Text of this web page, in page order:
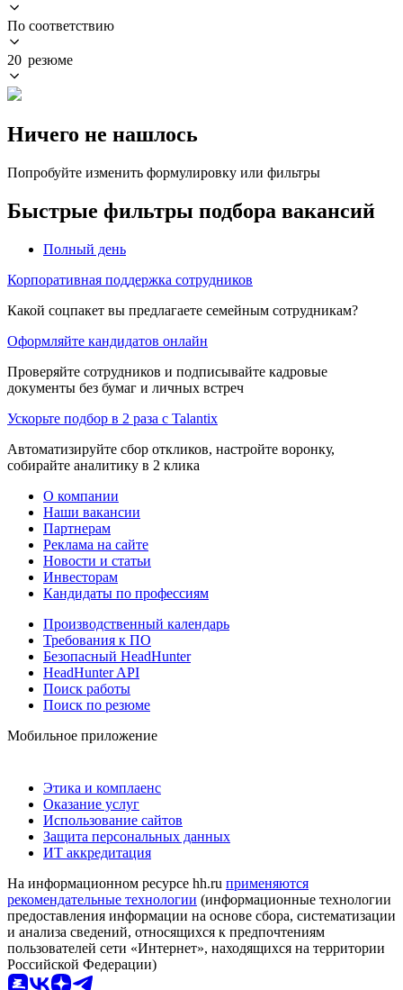
По соответствию
20 резюме
Ничего не нашлось
Попробуйте изменить формулировку или фильтры
Быстрые фильтры подбора вакансий
Полный день
Корпоративная поддержка сотрудников
Какой соцпакет вы предлагаете семейным сотрудникам?
Оформляйте кандидатов онлайн
Проверяйте сотрудников и подписывайте кадровые
документы без бумаг и личных встреч
Ускорьте подбор в 2 раза с Talantix
Автоматизируйте сбор откликов, настройте воронку,
собирайте аналитику в 2 клика
О компании
Наши вакансии
Партнерам
Реклама на сайте
Новости и статьи
Инвесторам
Кандидаты по профессиям
Производственный календарь
Требования к ПО
Безопасный HeadHunter
HeadHunter API
Поиск работы
Поиск по резюме
Мобильное приложение
Этика и комплаенс
Оказание услуг
Использование сайтов
Защита персональных данных
ИТ аккредитация
На информационном ресурсе hh.ru применяются
рекомендательные технологии (информационные технологии
предоставления информации на основе сбора, систематизации
и анализа сведений, относящихся к предпочтениям
пользователей сети «Интернет», находящихся на территории
Российской Федерации)